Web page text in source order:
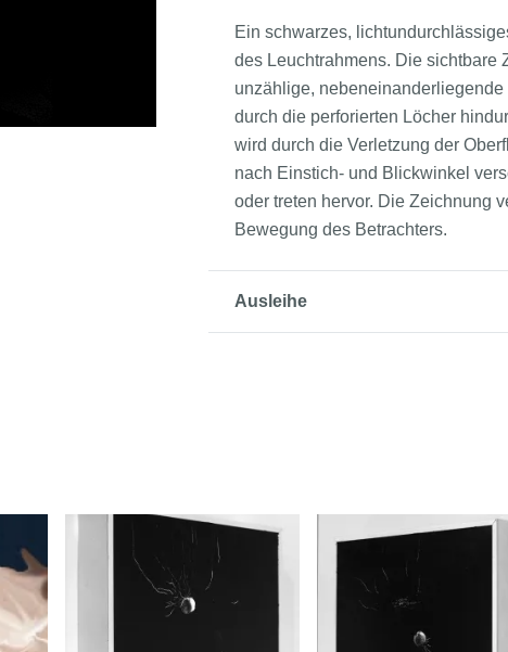
Ein schwarzes,
des Leuchtrahmens. Die sichtbare
unzählige,
durch die perforierten Löcher
wird durch die Verletzung der
nach Einstich- und Blickwinkel
oder treten hervor. Die Zeichnung
Bewegung des Betrachters.
Ausleihe